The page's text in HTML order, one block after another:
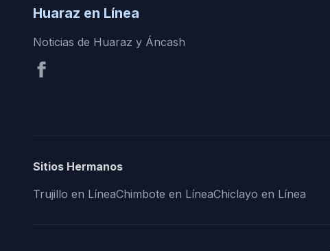
Huaraz en Línea
Noticias de Huaraz y Áncash
Sitios Hermanos
Trujillo en LíneaChimbote en LíneaChiclayo en Línea